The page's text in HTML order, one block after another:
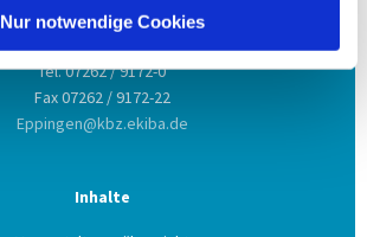
Nur notwendige Cookies
Kontakt aufnehmen
Tel. 07262 / 9172-0
Fax 07262 / 9172-22
Eppingen@kbz.ekiba.de
Inhalte